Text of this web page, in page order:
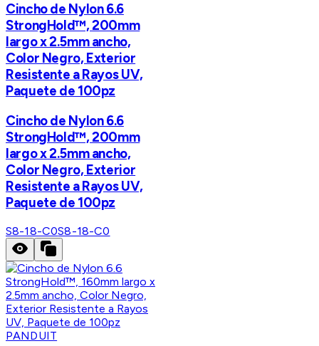
Cincho de Nylon 6.6
StrongHold™, 200mm
largo x 2.5mm ancho,
Color Negro, Exterior
Resistente a Rayos UV,
Paquete de 100pz
Cincho de Nylon 6.6
StrongHold™, 200mm
largo x 2.5mm ancho,
Color Negro, Exterior
Resistente a Rayos UV,
Paquete de 100pz
S8-18-C0S8-18-C0
PANDUIT